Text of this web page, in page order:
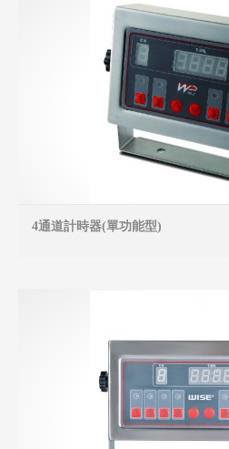
4通道計時器(單功能型)